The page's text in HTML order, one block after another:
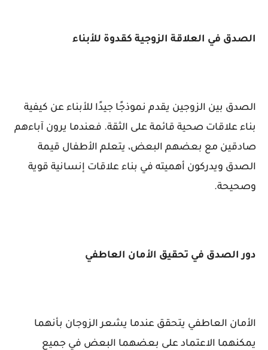
الصدق في العلاقة الزوجية كقدوة للأبناء
الصدق بين الزوجين يقدم نموذجًا جيدًا للأبناء عن كيفية
بناء علاقات صحية قائمة على الثقة. فعندما يرون آباءهم
صادقين مع بعضهم البعض، يتعلم الأطفال قيمة
الصدق ويدركون أهميته في بناء علاقات إنسانية قوية
وصحيحة.
دور الصدق في تحقيق الأمان العاطفي
الأمان العاطفي يتحقق عندما يشعر الزوجان بأنهما
يمكنهما الاعتماد على بعضهما البعض في جميع